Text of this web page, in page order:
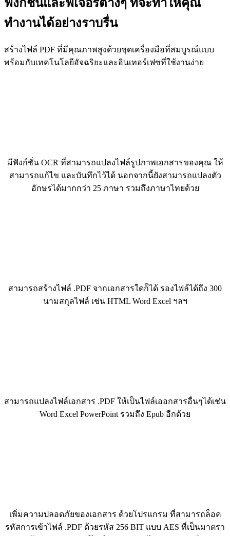
ฟังก์ชั่นและฟีเจอร์ต่างๆ ที่จะทำให้คุณ
ทำงานได้อย่างราบรื่น
สร้างไฟล์ PDF ที่มีคุณภาพสูงด้วยชุดเครื่องมือที่สมบูรณ์แบบ
พร้อมกับเทคโนโลยีอัจฉริยะและอินเทอร์เฟซที่ใช้งานง่าย
มีฟังก์ชั่น OCR ที่สามารถแปลงไฟล์รูปภาพเอกสารของคุณ ให้
สามารถแก้ไข และบันทึกไว้ได้ นอกจากนี้ยังสามารถแปลงตัว
อักษรได้มากกว่า 25 ภาษา รวมถึงภาษาไทยด้วย
สามารถสร้างไฟล์ .PDF จากเอกสารใดก็ได้ รองไฟล์ได้ถึง 300
นามสกุลไฟล์ เช่น HTML Word Excel ฯลฯ
สามารถแปลงไฟล์เอกสาร .PDF ให้เป็นไฟล์เออกสารอื่นๆได้เช่น
Word Excel PowerPoint รวมถึง Epub อีกด้วย
เพิ่มความปลอดภัยของเอกสาร ด้วยโปรแกรม ที่สามารถล็อค
รหัสการเข้าไฟล์ .PDF ด้วยรหัส 256 BIT แบบ AES ที่เป็นมาตรา